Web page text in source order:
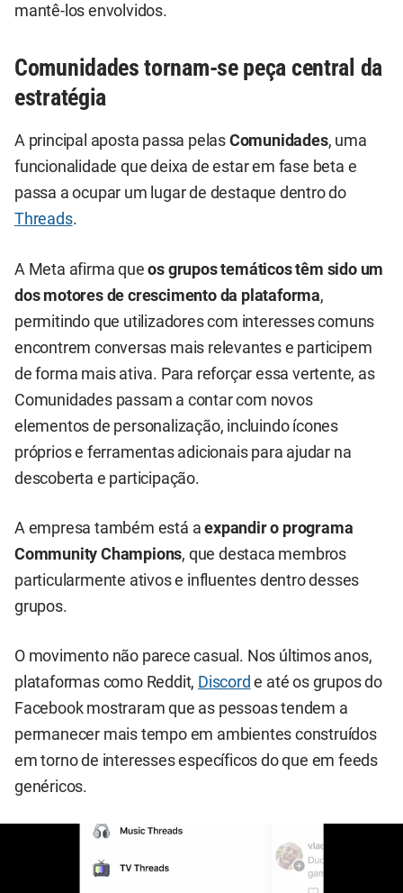
mantê-los envolvidos.
Comunidades tornam-se peça central da
estratégia
A principal aposta passa pelas Comunidades, uma
funcionalidade que deixa de estar em fase beta e
passa a ocupar um lugar de destaque dentro do
Threads.
A Meta afirma queos grupos temáticos têm sido um
dos motores de crescimento da plataforma,
permitindo que utilizadores com interesses comuns
encontrem conversas mais relevantes e participem
de forma mais ativa. Para reforçar essa vertente, as
Comunidades passam a contar com novos
elementos de personalização, incluindo ícones
próprios e ferramentas adicionais para ajudar na
descoberta e participação.
A empresa também está aexpandir o programa
Community Champions, que destaca membros
particularmente ativos e influentes dentro desses
grupos.
O movimento não parece casual. Nos últimos anos,
plataformas como Reddit, Discord e até os grupos do
Facebook mostraram que as pessoas tendem a
permanecer mais tempo em ambientes construídos
em torno de interesses específicos do que em feeds
genéricos.